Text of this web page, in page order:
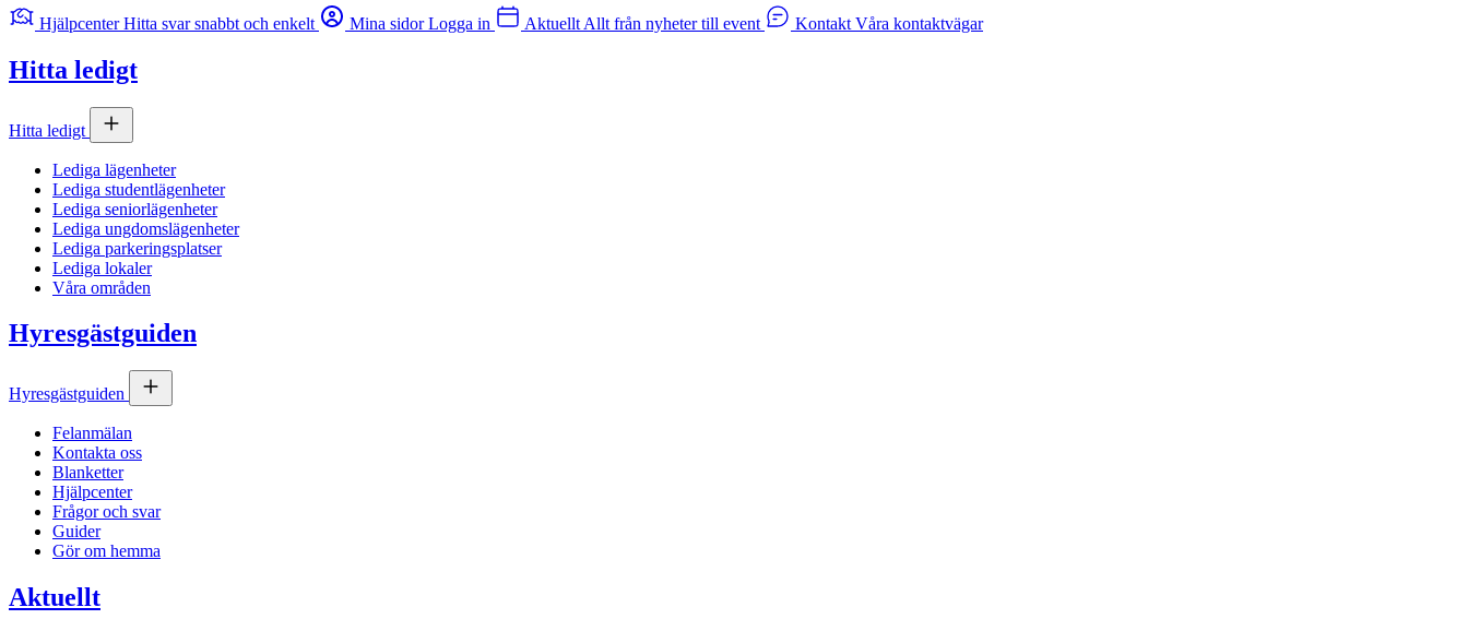
Hjälpcenter Hitta svar snabbt och enkelt Mina sidor Logga in Aktuellt Allt från nyheter till event Kontakt Våra kontaktvägar
Hitta ledigt
Hitta ledigt
Lediga lägenheter
Lediga studentlägenheter
Lediga seniorlägenheter
Lediga ungdomslägenheter
Lediga parkeringsplatser
Lediga lokaler
Våra områden
Hyresgästguiden
Hyresgästguiden
Felanmälan
Kontakta oss
Blanketter
Hjälpcenter
Frågor och svar
Guider
Gör om hemma
Aktuellt